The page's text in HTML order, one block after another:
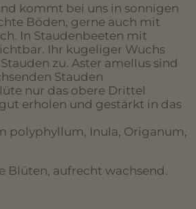
kommt bei uns in sonnigen
Böden, gerne auch mit
In Staudenbeeten mit
Ihr kugeliger Wuchs
zu. Aster amellus sind
Stauden
nur das obere Drittel
erholen und gestärkt in das
polyphyllum, Inula, Origanum,
Blüten, aufrecht wachsend.